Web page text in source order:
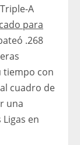
A
para
.268
tiempo con
cuadro de
una
en